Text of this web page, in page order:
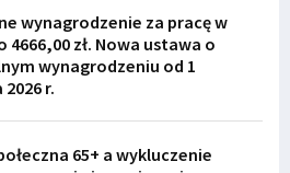
wynagrodzenie za pracę w
4666,00 zł. Nowa ustawa o
wynagrodzeniu od 1
r.
65+ a wykluczenie